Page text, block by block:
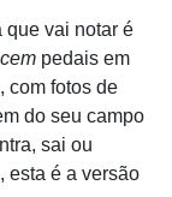
que vai notar é
pedais em
com fotos de
do seu campo
sai ou
esta é a versão